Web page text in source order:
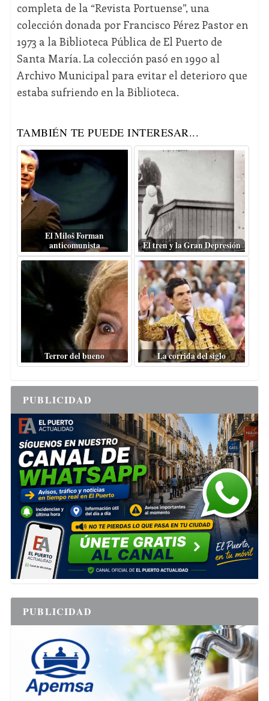
completa de la “Revista Portuense”, una
colección donada por Francisco Pérez Pastor en
1973 a la Biblioteca Pública de El Puerto de
Santa María. La colección pasó en 1990 al
Archivo Municipal para evitar el deterioro que
estaba sufriendo en la Biblioteca.
TAMBIÉN TE PUEDE INTERESAR...
El Miloš Forman
anticomunista
El tren y la Gran Depresión
Terror del bueno La corrida del siglo
PUBLICIDAD
PUBLICIDAD